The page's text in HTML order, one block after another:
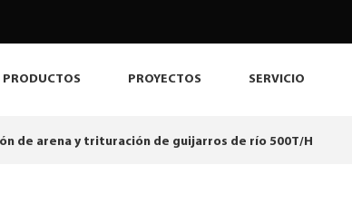
PRODUCTOS PROYECTOS SERVICIO
de arena y trituración de guijarros de río 500T/H